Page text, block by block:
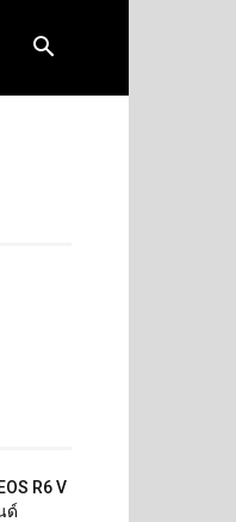
R6 V
ด์